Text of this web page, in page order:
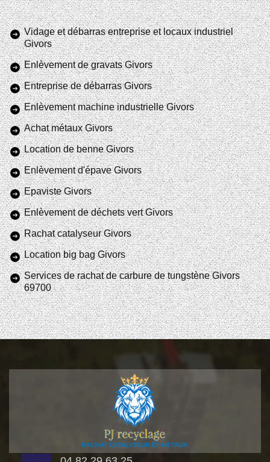
Vidage et débarras entreprise et locaux industriel
Givors
Enlèvement de gravats Givors
Entreprise de débarras Givors
Enlèvement machine industrielle Givors
Achat métaux Givors
Location de benne Givors
Enlèvement d'épave Givors
Epaviste Givors
Enlèvement de déchets vert Givors
Rachat catalyseur Givors
Location big bag Givors
Services de rachat de carbure de tungstène Givors
69700